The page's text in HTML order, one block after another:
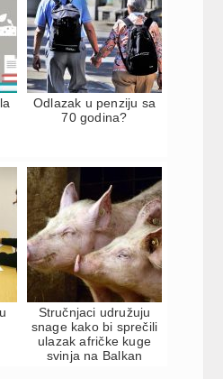
Odlazak u penziju sa
70 godina?
Stručnjaci udružuju
snage kako bi sprečili
ulazak afričke kuge
svinja na Balkan